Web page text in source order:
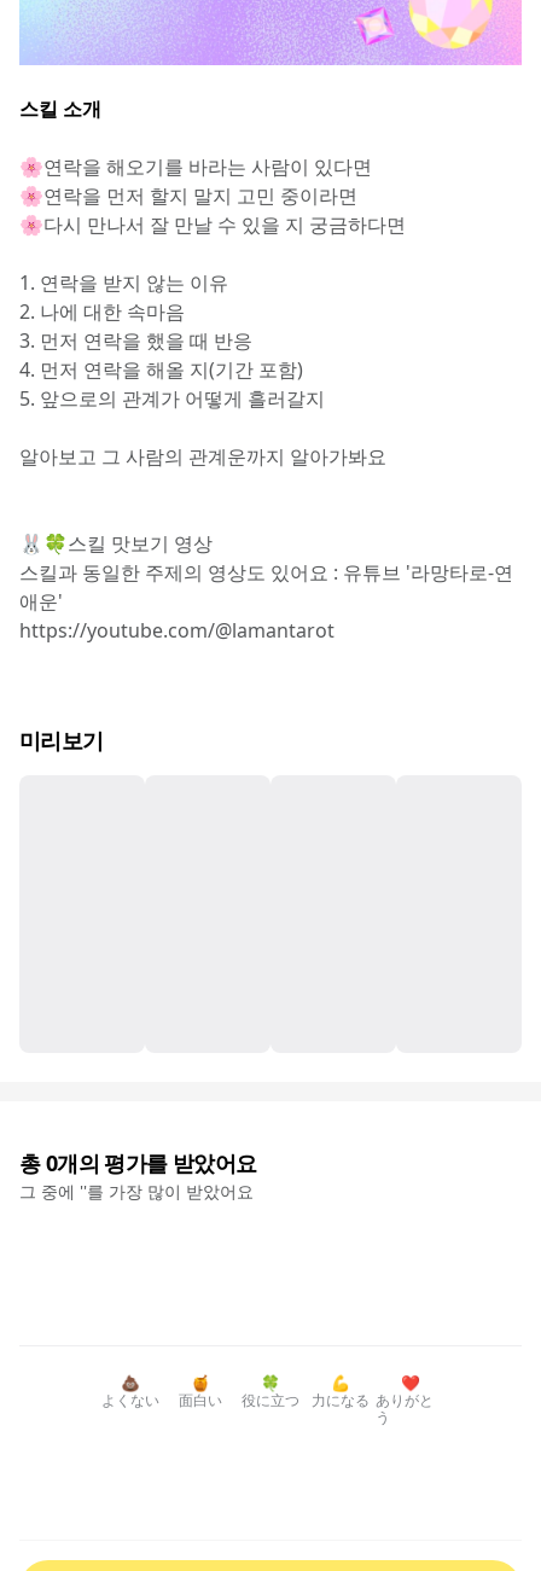
스킬 소개
🌸연락을 해오기를 바라는 사람이 있다면
🌸연락을 먼저 할지 말지 고민 중이라면
🌸다시 만나서 잘 만날 수 있을 지 궁금하다면
1. 연락을 받지 않는 이유
2. 나에 대한 속마음
3. 먼저 연락을 했을 때 반응
4. 먼저 연락을 해올 지(기간 포함)
5. 앞으로의 관계가 어떻게 흘러갈지
알아보고 그 사람의 관계운까지 알아가봐요
🐰🍀스킬 맛보기 영상
스킬과 동일한 주제의 영상도 있어요 : 유튜브 '라망타로-연
애운'
https://youtube.com/@lamantarot
미리보기
총0개의 평가를 받았어요
그 중에 ''를 가장 많이 받았어요
💩
よくない
🍯
面白い
🍀
役に立つ
💪
力になる
❤️
ありがと
う